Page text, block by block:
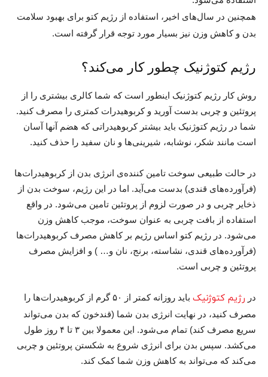
همچنین در سال‌های اخیر، استفاده از رژیم کتو برای بهبود سلامت
بدن و کاهش وزن نیز بسیار مورد توجه قرار گرفته است.
رژیم کتوژنیک چطور کار می‌کند؟
روش کار رژیم کتوژنیک اینطور است که شما کالری بیشتری را از
پروتئین و چربی بدست آورید و کربوهیدرات کمتری را مصرف کنید.
شما در رژیم کتوژنیک باید بیشتر کربوهیدراتی که هضم آنها آسان
است مانند شکر، نوشابه، شیرینی‌ها و نان سفید را حذف کنید.
در حالت طبیعی سوخت تامین کننده‌ی انرژی بدن از کربوهیدرات‌ها
(فرآورده‌های قندی) بدست می‌آید. اما در این رژیم، سوخت بدن از
ذخایر چربی و در صورت لزوم از پروتئین تامین می‌شود. در واقع
استفاده از بافت چربی به عنوان سوخت، موجب کاهش وزن
می‌شود. در رژیم کتو اساس رژیم بر کاهش مصرف کربوهیدرات‌ها
(فرآورده‌های قندی، نشاسته، برنج، نان و… ) و افزایش مصرف
پروتئین و چربی است.
در رژیم کتوژنیک
باید روزانه کمتر از ۵۰ گرم از کربوهیدرات‌ها را
مصرف کنید، در نهایت انرژی بدن شما (قندخون که بدن می‌تواند
سریع مصرف کند) تمام می‌شود. این معمولا بین ۳ تا ۴ روز طول
می‌کشد. سپس بدن برای انرژی شروع به شکستن پروتئین و چربی
می‌کند که می‌تواند به کاهش وزن شما کمک کند.